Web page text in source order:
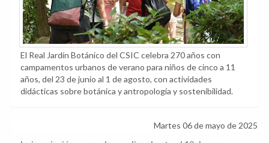
El Real Jardín Botánico del CSIC celebra 270 años con
campamentos urbanos de verano para niños de cinco a 11
años, del 23 de junio al 1 de agosto, con actividades
didácticas sobre botánica y antropología y sostenibilidad.
Martes 06 de mayo de 2025